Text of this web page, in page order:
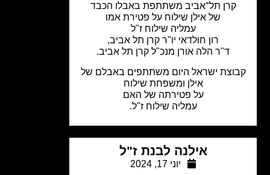
קרן תל־אביב משתתפת באבלו הכבד
של אילן שילוח על פטירת אמו
עמליה שילוח ז"ל
רון חולדאי יו"ר קרן תל אביב,
ד"ר הלה אורןמנכ"ל קרן תל אביב.
ישראל היום משתתפים באבלם של
אילן ומשפחת שילוח
על פטירתה של האם
עמליה שילוח ז"ל.
אילנה לבנת ז"ל